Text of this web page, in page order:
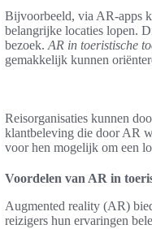
Bijvoorbeeld, via AR-apps
belangrijke locaties lopen.
bezoek.AR in toeristische
gemakkelijk kunnen
Reisorganisaties kunnen
klantbeleving die door AR
voor hen mogelijk om een
Voordelen van AR in
Augmented reality (AR)
reizigers hun ervaringen